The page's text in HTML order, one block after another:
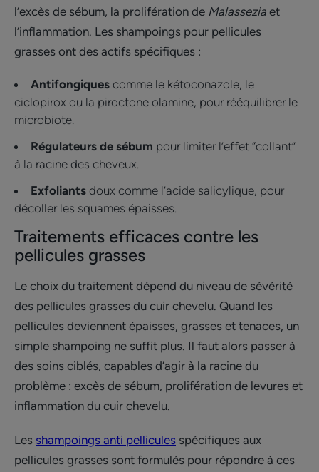
l’excès de sébum, la prolifération de Malassezia et
l’inflammation. Les shampoings pour pellicules
grasses ont des actifs spécifiques :
Antifongiques comme le kétoconazole, le
ciclopirox ou la piroctone olamine, pour rééquilibrer le
microbiote.
Régulateurs de sébum pour limiter l’effet “collant”
à la racine des cheveux.
Exfoliants doux comme l’acide salicylique, pour
décoller les squames épaisses.
Traitements efficaces contre les
pellicules grasses
Le choix du traitement dépend du niveau de sévérité
des pellicules grasses du cuir chevelu. Quand les
pellicules deviennent épaisses, grasses et tenaces, un
simple shampoing ne suffit plus. Il faut alors passer à
des soins ciblés, capables d’agir à la racine du
problème : excès de sébum, prolifération de levures et
inflammation du cuir chevelu.
Les shampoings anti pellicules spécifiques aux
pellicules grasses sont formulés pour répondre à ces